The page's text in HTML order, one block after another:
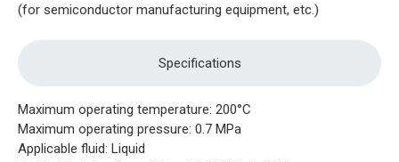
(for semiconductor manufacturing equipment, etc.)
Specifications
Maximum operating temperature: 200°C
Maximum operating pressure: 0.7 MPa
Applicable fluid: Liquid